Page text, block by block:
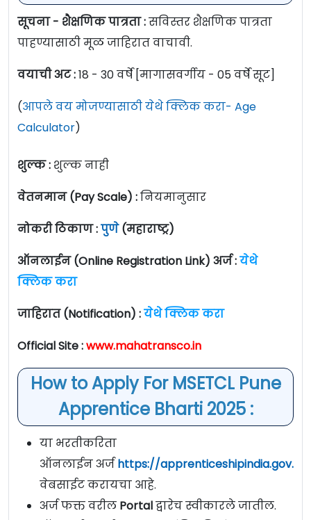
सूचना - शैक्षणिक पात्रता :सविस्तर शैक्षणिक पात्रता
पाहण्यासाठी मूळ जाहिरात वाचावी.
वयाची अट :18 - 30 वर्षे [मागासवर्गीय - 05 वर्षे सूट]
(आपले वय मोजण्यासाठी येथे क्लिक करा- Age
Calculator)
शुल्क : शुल्क नाही
वेतनमान (Pay Scale) :नियमानुसार
नोकरी ठिकाण :पुणे(महाराष्ट्र)
ऑनलाईन (Online Registration Link) अर्ज :येथे
क्लिक करा
जाहिरात (Notification) :येथे क्लिक करा
Official Site :www.mahatransco.in
How to Apply For MSETCL Pune
Apprentice Bharti 2025 :
या भरतीकरिता
ऑनलाईन अर्जhttps://
वेबसाईट करायचा आहे.
अर्ज फक्त वरील Portalद्वारेच स्वीकारले जातील.